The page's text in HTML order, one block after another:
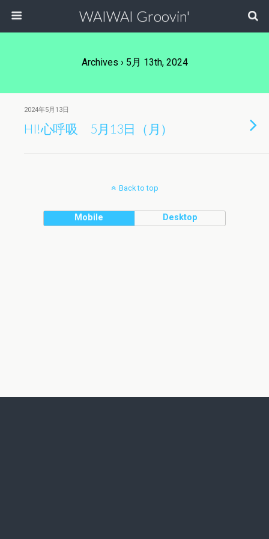
WAIWAI Groovin'
Archives › 5月 13th, 2024
2024年5月13日
HI!心呼吸 5月13日（月）
Back to top
Mobile Desktop